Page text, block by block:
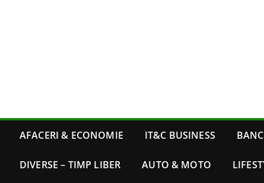
AFACERI & ECONOMIE IT&C BUSINESS
DIVERSE – TIMP LIBER AUTO & MOTO